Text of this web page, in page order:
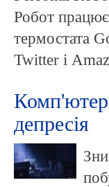
Робот працює
термостата
Twitter і
депресія